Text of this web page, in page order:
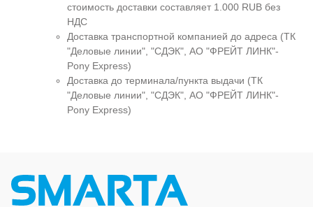
стоимость доставки составляет 1.000 RUB без
НДС
Доставка транспортной компанией до адреса (ТК
"Деловые линии", "СДЭК", АО "ФРЕЙТ ЛИНК"-
Pony Express)
Доставка до терминала/пункта выдачи (ТК
"Деловые линии", "СДЭК", АО "ФРЕЙТ ЛИНК"-
Pony Express)